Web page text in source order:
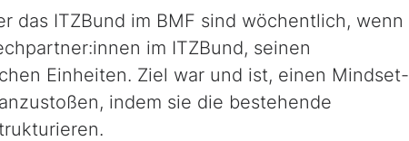
das ITZBund im BMF sind wöchentlich, wenn
im ITZBund, seinen
Einheiten. Ziel war und ist, einen Mindset-
indem sie die bestehende